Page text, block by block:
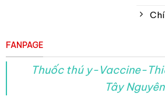
FANPAGE
Thuốc thú y-Vaccine-
Tây Nguyên